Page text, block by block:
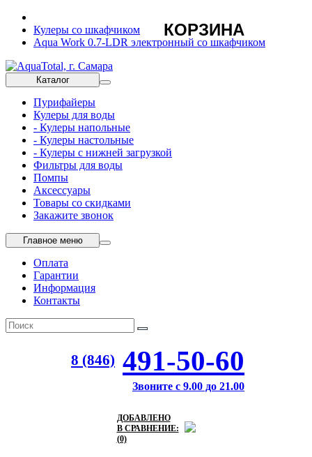
Кулеры со шкафчиком
Aqua Work 0.7-LDR электронный со шкафчиком
Каталог
Пурифайеры
Кулеры для воды
- Кулеры напольные
- Кулеры настольные
- Кулеры с нижней загрузкой
Фильтры для воды
Помпы
Аксессуары
Товары со скидками
Закажите звонок
Главное меню
Оплата
Гарантии
Информация
Контакты
8 (846) 491-50-60
Звоните с 9.00 до 21.00
ДОБАВЛЕНО
В СРАВНЕНИЕ:
(0)
КОРЗИНА